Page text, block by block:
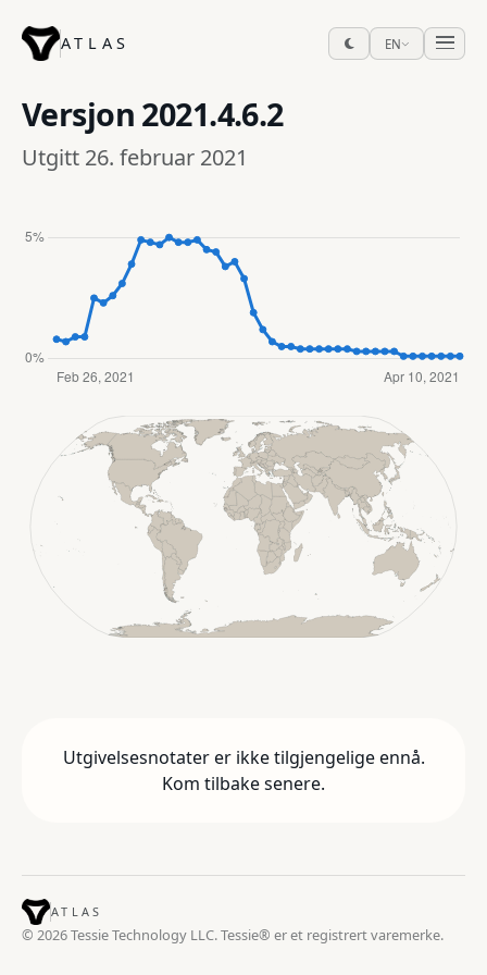
ATLAS EN
Versjon 2021.4.6.2
Utgitt 26. februar 2021
Utgivelsesnotater er ikke tilgjengelige ennå.
Kom tilbake senere.
ATLAS
© 2026 Tessie Technology LLC. Tessie® er et registrert varemerke.